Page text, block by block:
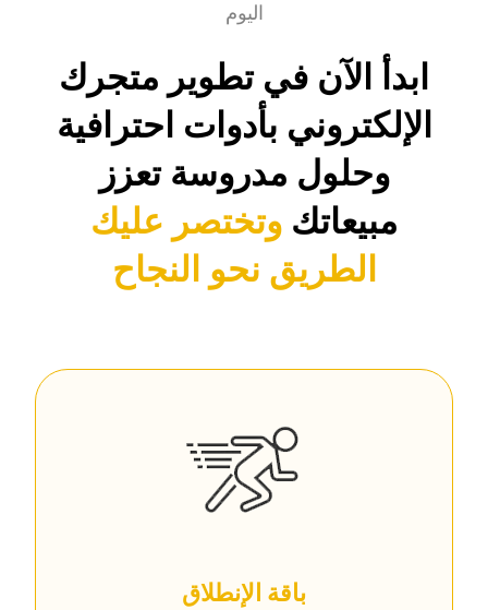
اليوم
ابدأ الآن في تطوير متجرك
الإلكتروني بأدوات احترافية
وحلول مدروسة تعزز
مبيعاتك وتختصر عليك
الطريق نحو النجاح
باقة الإنطلاق